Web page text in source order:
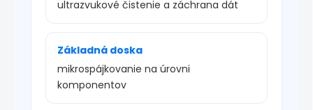
ultrazvukové čistenie a záchrana dát
Základná doska
mikrospájkovanie na úrovni
komponentov